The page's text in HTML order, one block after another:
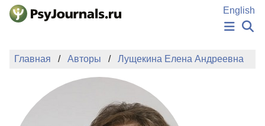
Перейти к основному содержанию
English
НОВОСТИ
АВТОРЫ
ПОДАТЬ РУКОПИСЬ
БАЗА ЗНАНИЙ
КЛЮЧЕВЫЕ СЛОВА
Главная Авторы Лущекина Елена Андреевна